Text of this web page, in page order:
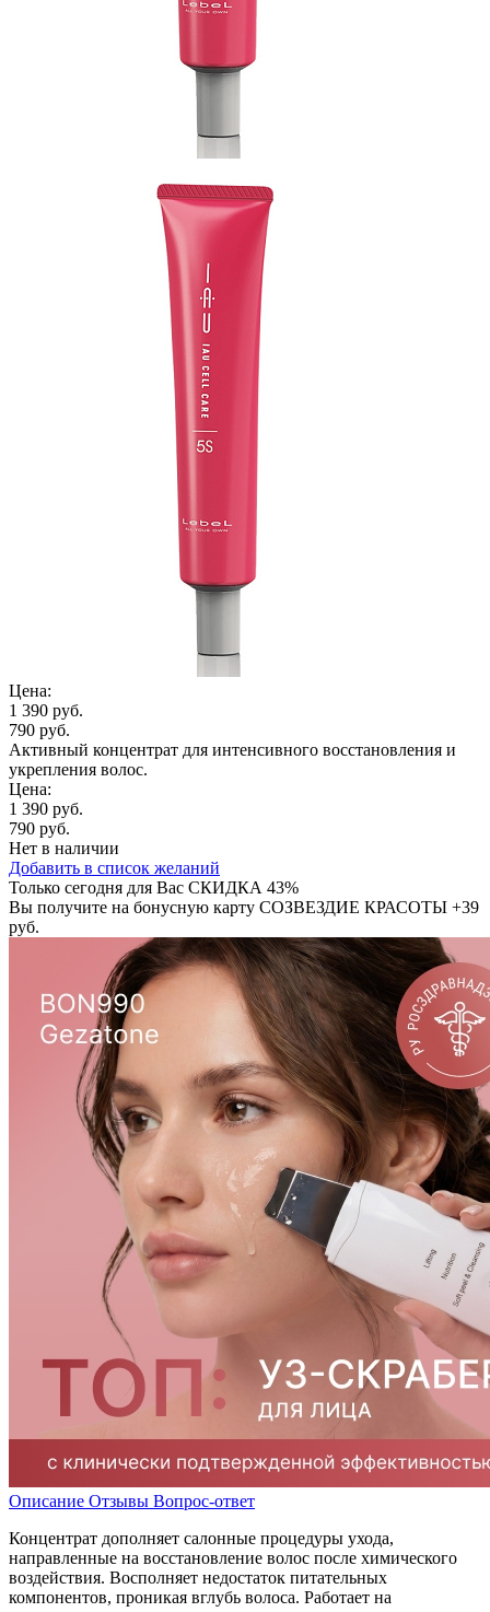
Цена:
1 390 руб.
790 руб.
Активный концентрат для интенсивного восстановления и
укрепления волос.
Цена:
1 390 руб.
790 руб.
Нет в наличии
Добавить в список желаний
Только сегодня для Вас СКИДКА 43%
Вы получите на бонусную карту СОЗВЕЗДИЕ КРАСОТЫ +39
руб.
Описание Отзывы Вопрос-ответ
Концентрат дополняет салонные процедуры ухода,
направленные на восстановление волос после химического
воздействия. Восполняет недостаток питательных
компонентов, проникая вглубь волоса. Работает на